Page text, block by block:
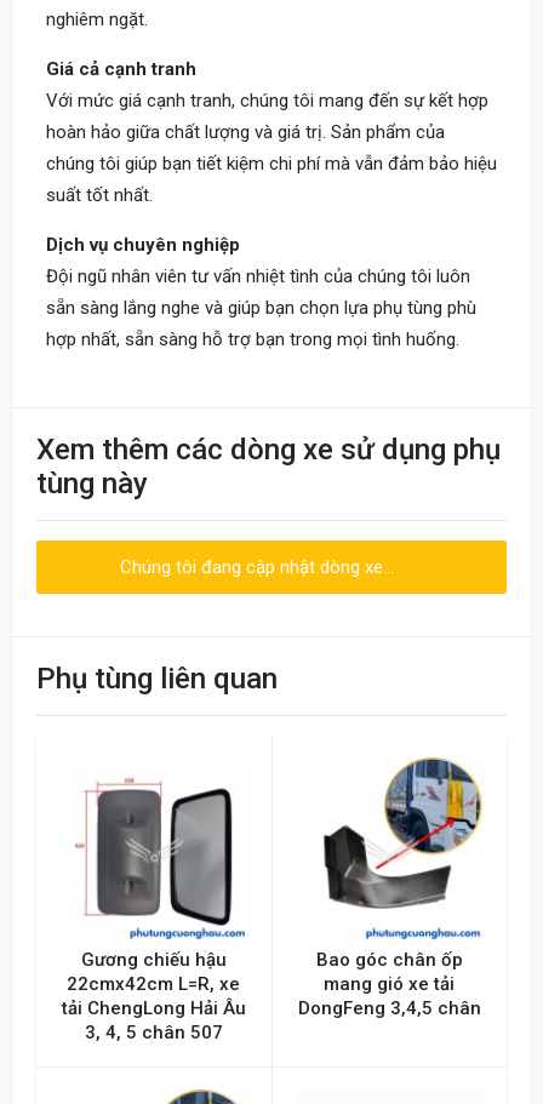
nghiêm ngặt.
Giá cả cạnh tranh
Với mức giá cạnh tranh, chúng tôi mang đến sự kết hợp
hoàn hảo giữa chất lượng và giá trị. Sản phẩm của
chúng tôi giúp bạn tiết kiệm chi phí mà vẫn đảm bảo hiệu
suất tốt nhất.
Dịch vụ chuyên nghiệp
Đội ngũ nhân viên tư vấn nhiệt tình của chúng tôi luôn
sẵn sàng lắng nghe và giúp bạn chọn lựa phụ tùng phù
hợp nhất, sẵn sàng hỗ trợ bạn trong mọi tình huống.
09:30 20/06/2023
Viết đánh giá
Điểm đánh giá
Emai hoặc Số điện thoại
Xem thêm các dòng xe sử dụng phụ
tùng này
Chúng tôi đang cập nhật dòng xe...
Phụ tùng liên quan
Gương chiếu hậu
22cmx42cm L=R, xe
tải ChengLong Hải Âu
3, 4, 5 chân 507
Bao góc chân ốp
mang gió xe tải
DongFeng 3,4,5 chân